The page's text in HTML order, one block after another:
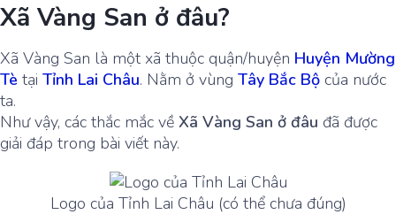
Xã Vàng San ở đâu?
Xã Vàng San là một xã thuộc quận/huyện Huyện Mường
Tè tại Tỉnh Lai Châu. Nằm ở vùng Tây Bắc Bộ của nước
ta.
Như vậy, các thắc mắc về Xã Vàng San ở đâu đã được
giải đáp trong bài viết này.
Logo của Tỉnh Lai Châu (có thể chưa đúng)